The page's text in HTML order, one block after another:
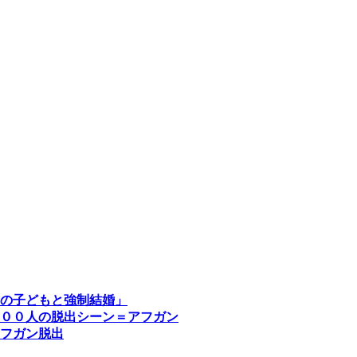
子どもと強制結婚」
０人の脱出シーン＝アフガン
ガン脱出